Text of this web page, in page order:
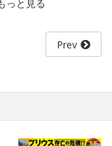
Prev